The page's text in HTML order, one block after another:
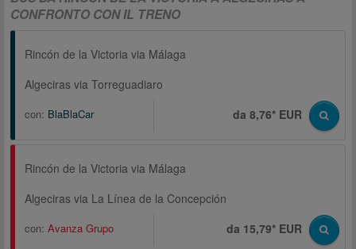
CONFRONTO CON IL TRENO
Rincón de la Victoria via Málaga
Algeciras via Torreguadiaro
con: BlaBlaCar da 8,76* EUR
Rincón de la Victoria via Málaga
Algeciras via La Línea de la Concepción
con: Avanza Grupo da 15,79* EUR